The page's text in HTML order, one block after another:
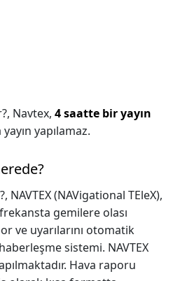
Navtex, 4 saatte bir yayın
yapılamaz.
NAVTEX (NAVigational TEleX),
gemilere olası
ve uyarılarını otomatik
sistemi. NAVTEX
Hava raporu